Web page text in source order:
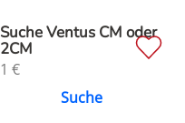
Suche Ventus CM oder
2CM
1 €
Suche